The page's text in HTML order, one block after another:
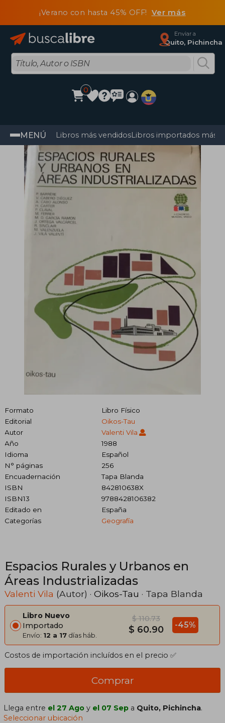
¡Verano con hasta 45% OFF! Ver más
Enviar a
Quito, Pichincha
0
MENÚ Libros más vendidosLibros importados más
Formato
Libro Físico
Editorial
Oikos-Tau
Autor
Valenti Vila
Año
1988
Idioma
Español
N° páginas
256
Encuadernación
Tapa Blanda
ISBN
842810638X
ISBN13
9788428106382
Editado en
España
Categorías
Geografía
Espacios Rurales y Urbanos en
Áreas Industrializadas
Valenti Vila (Autor) · Oikos-Tau · Tapa Blanda
Libro Nuevo
Importado
Envío: 12 a 17 días háb.
$ 110.73
$ 60.90 -45%
Costos de importación incluídos en el precio ✅
Comprar
Llega entre el 27 Ago y el 07 Sep a Quito, Pichincha.
Seleccionar ubicación